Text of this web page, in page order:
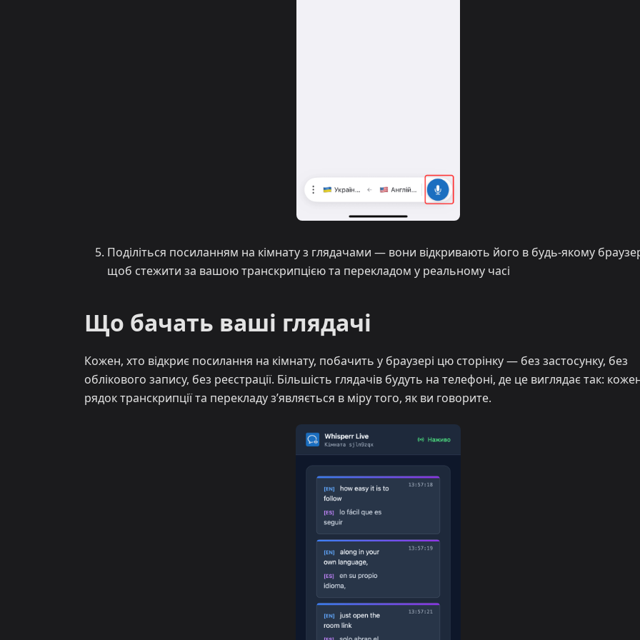
Поділіться посиланням на кімнату з глядачами — вони відкривають його в будь-якому
щоб стежити за вашою транскрипцією та перекладом у реальному часі
Що бачать ваші глядачі
Кожен, хто відкриє посилання на кімнату, побачить у браузері цю сторінку — без застосунку, без
облікового запису, без реєстрації. Більшість глядачів будуть на телефоні, де це виглядає так:
рядок транскрипції та перекладу з’являється в міру того, як ви говорите.